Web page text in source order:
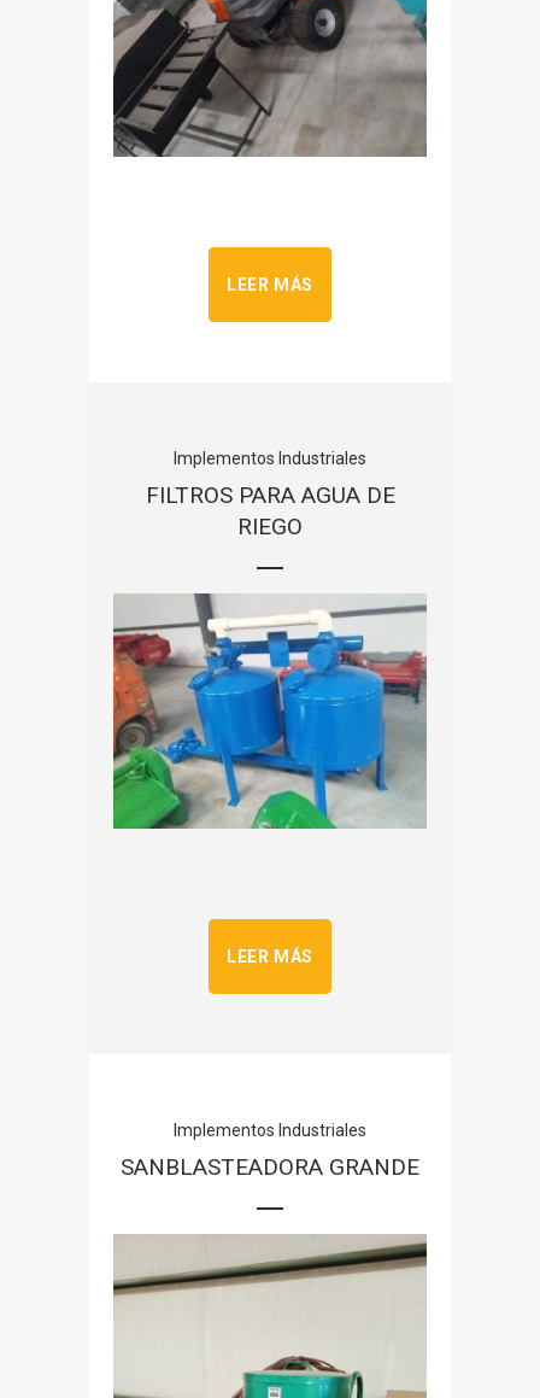
LEER MÁS
Implementos Industriales
FILTROS PARA AGUA DE
RIEGO
LEER MÁS
Implementos Industriales
SANBLASTEADORA GRANDE